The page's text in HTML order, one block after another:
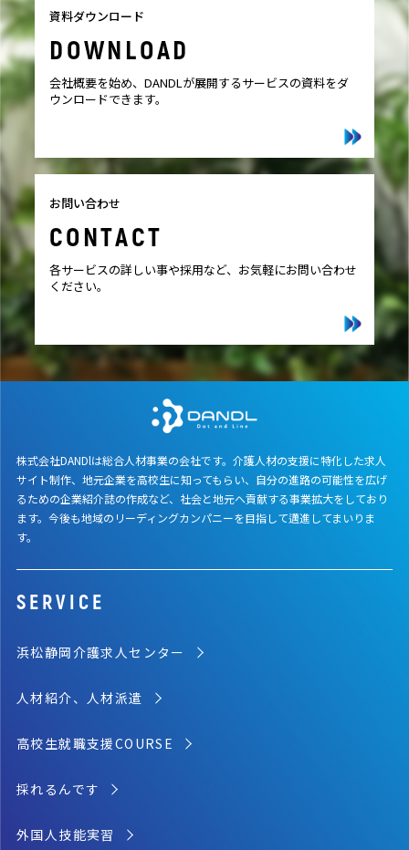
資料ダウンロード
DOWNLOAD
会社概要を始め、DANDLが展開するサービスの資料をダ
ウンロードできます。
お問い合わせ
CONTACT
各サービスの詳しい事や採用など、お気軽にお問い合わせ
ください。
株式会社DANDlは総合人材事業の会社です。介護人材の支援に特化した求人
サイト制作、地元企業を高校生に知ってもらい、自分の進路の可能性を広げ
るための企業紹介誌の作成など、社会と地元へ貢献する事業拡大をしており
ます。今後も地域のリーディングカンパニーを目指して邁進してまいりま
す。
SERVICE
浜松静岡介護求人センター
人材紹介、人材派遣
高校生就職支援COURSE
採れるんです
外国人技能実習